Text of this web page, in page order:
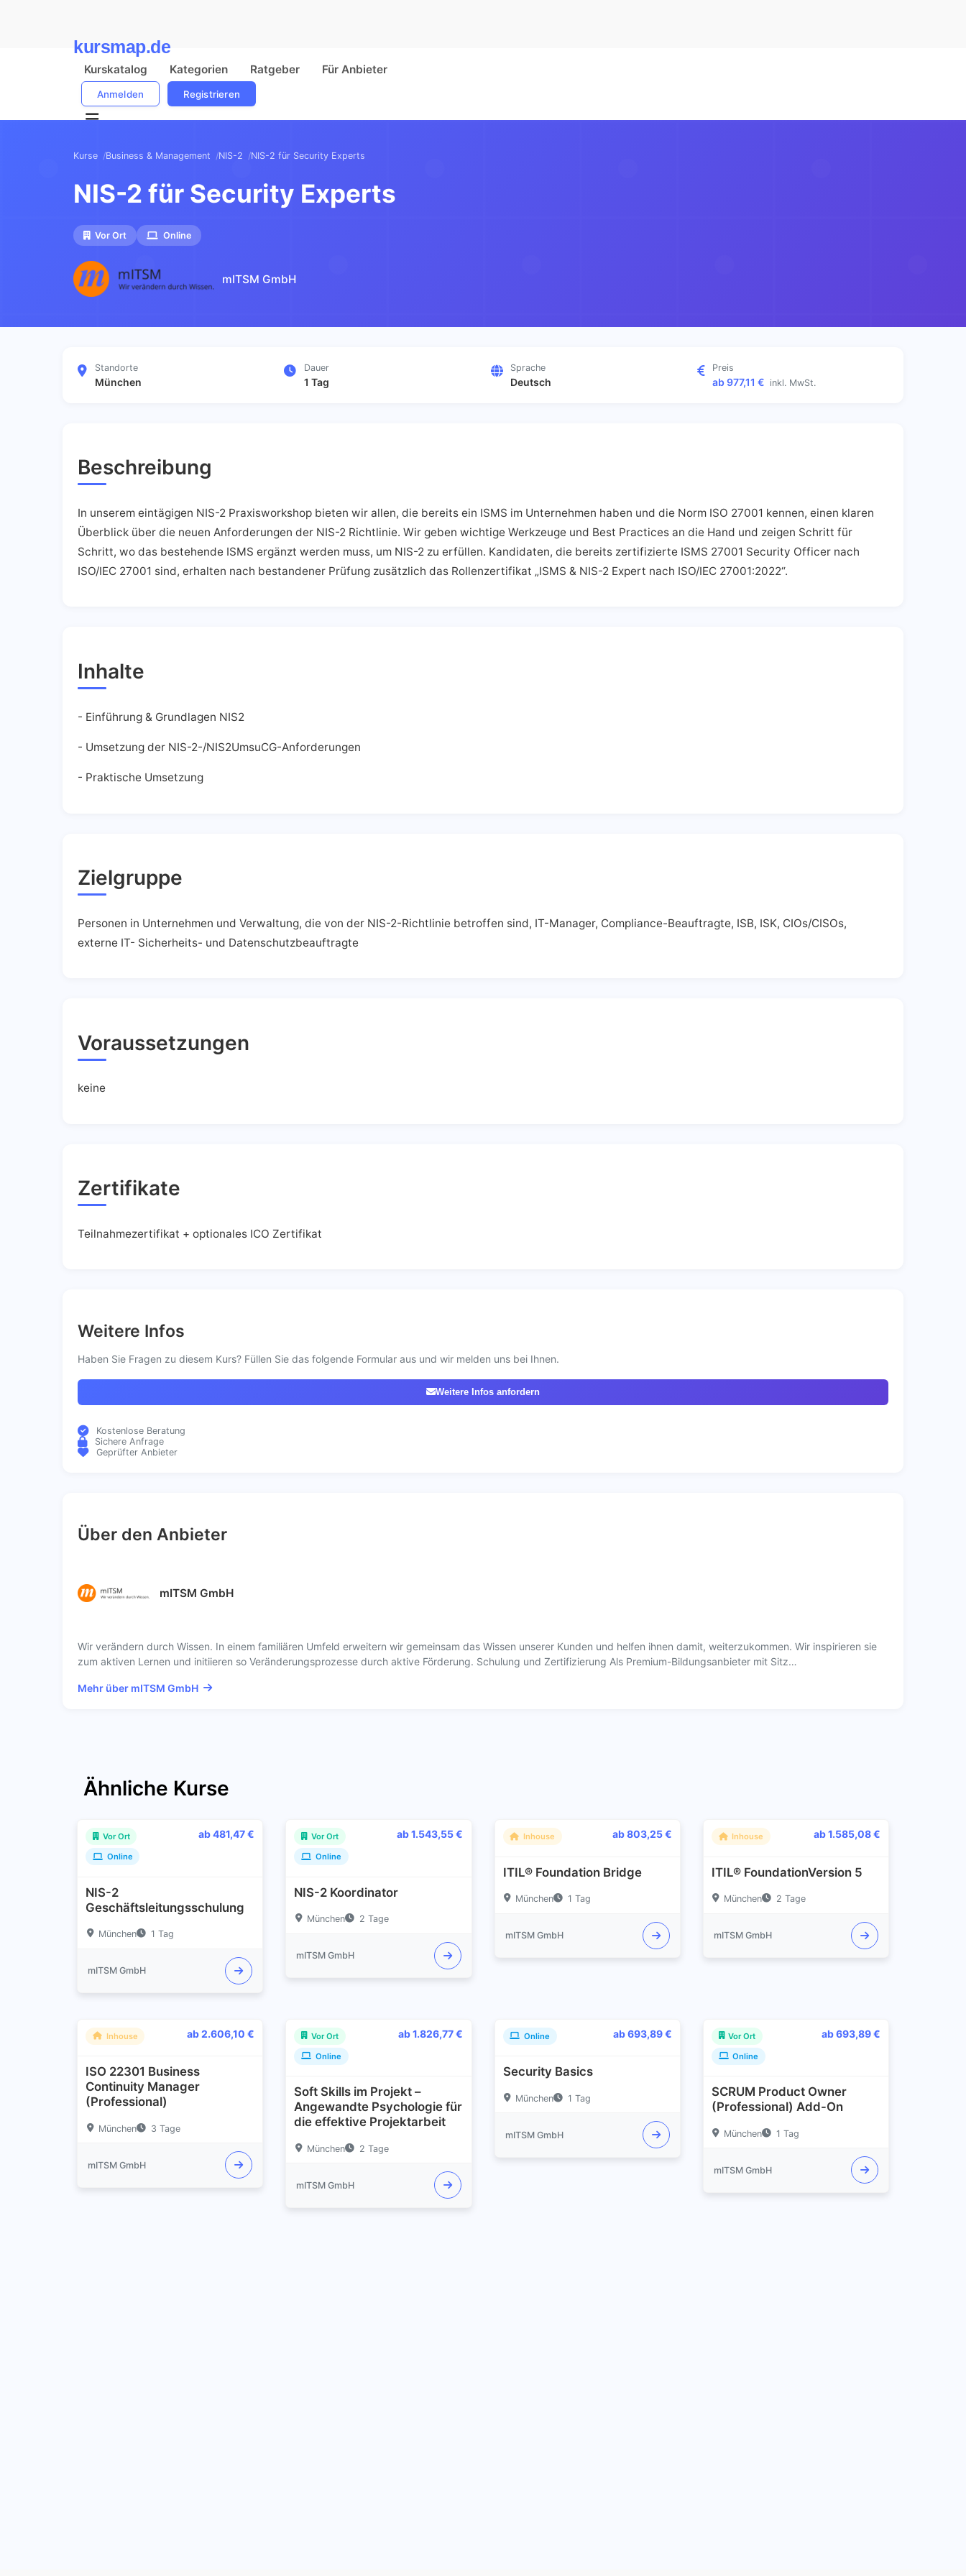
kursmap.de
Kurskatalog Kategorien Ratgeber Für Anbieter
Anmelden Registrieren
Kurse Business & Management NIS-2 NIS-2 für Security Experts
NIS-2 für Security Experts
Vor Ort Online
mITSM GmbH
Standorte
München
Dauer
1 Tag
Sprache
Deutsch
Preis
ab 977,11 € inkl. MwSt.
Beschreibung
In unserem eintägigen NIS-2 Praxisworkshop bieten wir allen, die bereits ein ISMS im Unternehmen haben und die Norm ISO 27001 kennen, einen klaren
Überblick über die neuen Anforderungen der NIS-2 Richtlinie. Wir geben wichtige Werkzeuge und Best Practices an die Hand und zeigen Schritt für
Schritt, wo das bestehende ISMS ergänzt werden muss, um NIS-2 zu erfüllen. Kandidaten, die bereits zertifizierte ISMS 27001 Security Officer nach
ISO/IEC 27001 sind, erhalten nach bestandener Prüfung zusätzlich das Rollenzertifikat „ISMS & NIS-2 Expert nach ISO/IEC 27001:2022“.
Inhalte
- Einführung & Grundlagen NIS2
- Umsetzung der NIS-2-/NIS2UmsuCG-Anforderungen
- Praktische Umsetzung
Zielgruppe
Personen in Unternehmen und Verwaltung, die von der NIS-2-Richtlinie betroffen sind, IT-Manager, Compliance-Beauftragte, ISB, ISK, CIOs/CISOs,
externe IT- Sicherheits- und Datenschutzbeauftragte
Voraussetzungen
keine
Zertifikate
Teilnahmezertifikat + optionales ICO Zertifikat
Weitere Infos
Haben Sie Fragen zu diesem Kurs? Füllen Sie das folgende Formular aus und wir melden uns bei Ihnen.
Weitere Infos anfordern
Kostenlose Beratung
Sichere Anfrage
Geprüfter Anbieter
Über den Anbieter
mITSM GmbH
Wir verändern durch Wissen. In einem familiären Umfeld erweitern wir gemeinsam das Wissen unserer Kunden und helfen ihnen damit, weiterzukommen. Wir inspirieren sie
zum aktiven Lernen und initiieren so Veränderungsprozesse durch aktive Förderung. Schulung und Zertifizierung Als Premium-Bildungsanbieter mit Sitz…
Mehr über mITSM GmbH
Ähnliche Kurse
Vor Ort
Online
ab 481,47 €
NIS-2
Geschäftsleitungsschulung
München 1 Tag
mITSM GmbH
Vor Ort
Online
ab 1.543,55 €
NIS-2 Koordinator
München 2 Tage
mITSM GmbH
Inhouse ab 803,25 €
ITIL® Foundation Bridge
München 1 Tag
mITSM GmbH
Inhouse ab 1.585,08 €
ITIL® FoundationVersion 5
München 2 Tage
mITSM GmbH
Inhouse ab 2.606,10 €
ISO 22301 Business
Continuity Manager
(Professional)
München 3 Tage
mITSM GmbH
Vor Ort
Online
ab 1.826,77 €
Soft Skills im Projekt –
Angewandte Psychologie für
die effektive Projektarbeit
München 2 Tage
mITSM GmbH
Online ab 693,89 €
Security Basics
München 1 Tag
mITSM GmbH
Vor Ort
Online
ab 693,89 €
SCRUM Product Owner
(Professional) Add-On
München 1 Tag
mITSM GmbH